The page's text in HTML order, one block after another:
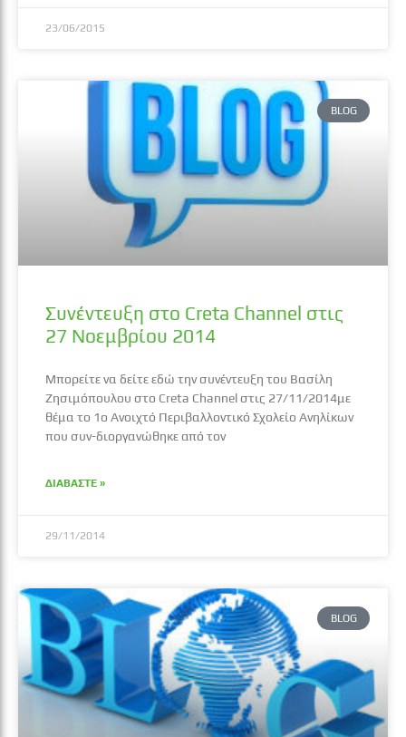
23/06/2015
BLOG
Συνέντευξη στο Creta Channel στις
27 Νοεμβρίου 2014
Μπορείτε να δείτε εδώ την συνέντευξη του Βασίλη
Ζησιμόπουλου στο Creta Channel στις 27/11/2014με
θέμα το 1ο Ανοιχτό Περιβαλλοντικό Σχολείο Ανηλίκων
που συν-διοργανώθηκε από τον
ΔΙΑΒΑΣΤΕ »
29/11/2014
BLOG